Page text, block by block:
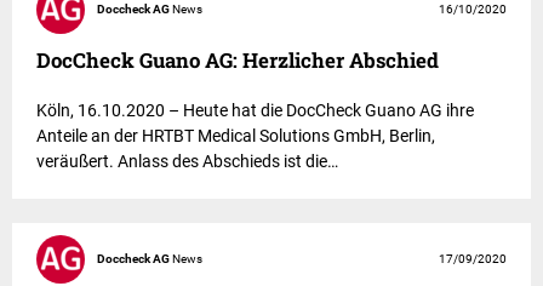
Doccheck AGNews 16/10/2020
DocCheck Guano AG: Herzlicher Abschied
Köln, 16.10.2020 – Heute hat die DocCheck Guano AG ihre
Anteile an der HRTBT Medical Solutions GmbH, Berlin,
veräußert. Anlass des Abschieds ist die…
Doccheck AGNews 17/09/2020